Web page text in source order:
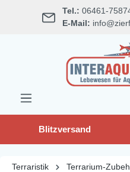
springen Tel.: 06461-
E-Mail:
Blitzversand
Terraristik
Terrarium-